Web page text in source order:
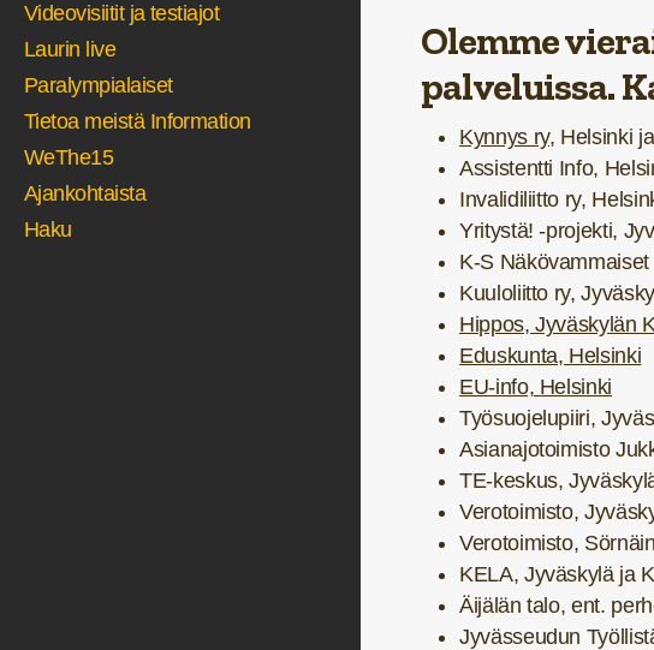
Videovisiitit ja testiajot
Laurin live
Paralympialaiset
Tietoa meistä Information
WeThe15
Ajankohtaista
Haku
Olemme
palveluissa.
Kynnys ry, Helsinki
Assistentti Info,
Invalidiliitto ry,
Yritystä! -projekti,
K-S
Kuuloliitto ry,
Hippos, Jyväskylän
Eduskunta, Helsinki
EU-info, Helsinki
Työsuojelupiiri,
Asianajotoimisto
TE-keskus,
Verotoimisto,
Verotoimisto,
KELA, Jyväskylä ja
Äijälän talo, ent.
Jyvässeudun